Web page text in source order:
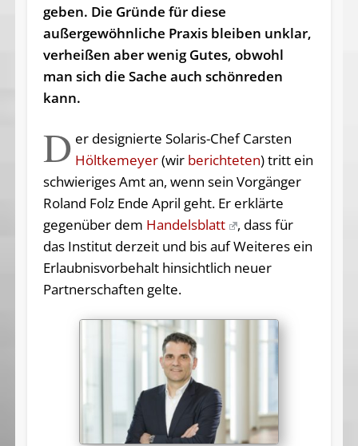
geben. Die Gründe für diese
außergewöhnliche Praxis bleiben unklar,
verheißen aber wenig Gutes, obwohl
man sich die Sache auch schönreden
kann.
D er designierte Solaris-Chef Carsten
Höltkemeyer(wir berichteten) tritt ein
schwieriges Amt an, wenn sein Vorgänger
Roland Folz Ende April geht. Er erklärte
gegenüber dem Handelsblatt
, dass für
das Institut derzeit und bis auf Weiteres ein
Erlaubnisvorbehalt hinsichtlich neuer
Partnerschaften gelte.